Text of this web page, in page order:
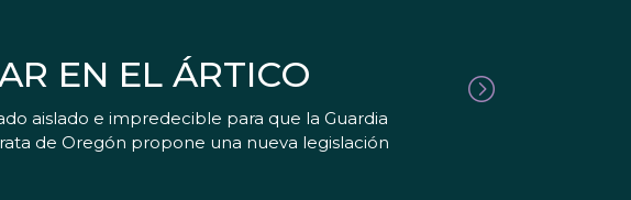
EN EL ÁRTICO
aislado e impredecible para que la Guardia
de Oregón propone una nueva legislación